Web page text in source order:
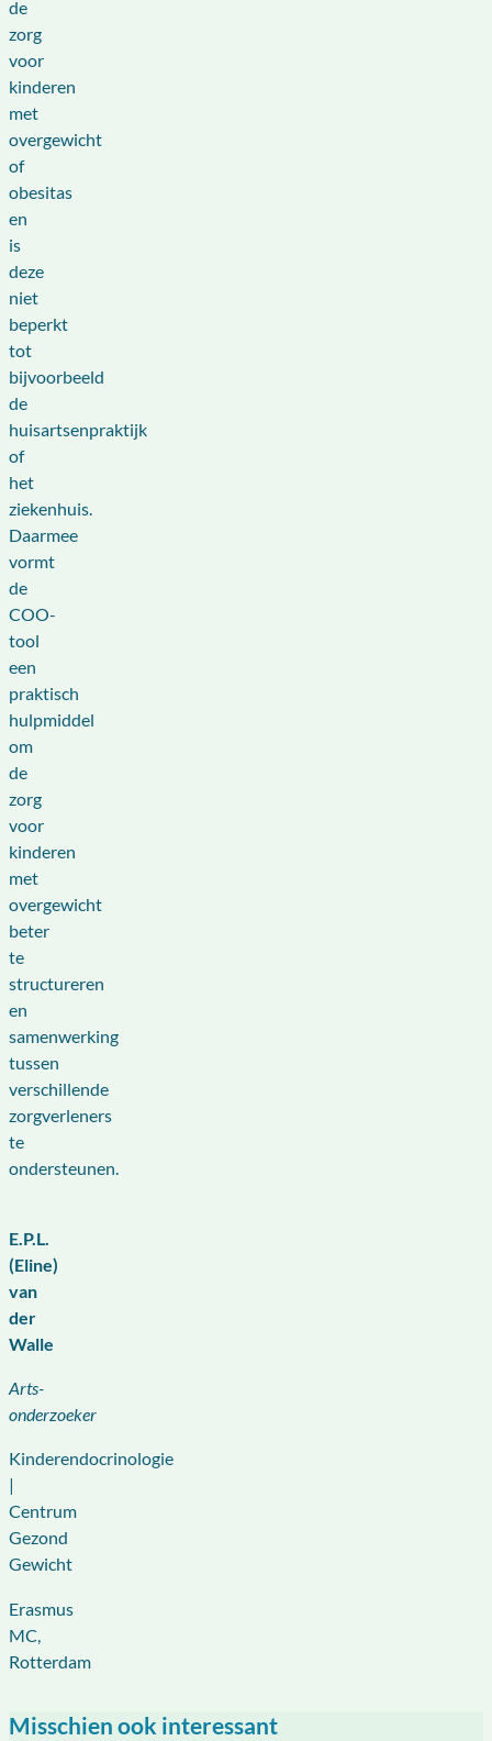
de
zorg
voor
kinderen
met
overgewicht
of
obesitas
en
is
deze
niet
beperkt
tot
bijvoorbeeld
de
huisartsenpraktijk
of
het
ziekenhuis.
Daarmee
vormt
de
COO-
tool
een
praktisch
hulpmiddel
om
de
zorg
voor
kinderen
met
overgewicht
beter
te
structureren
en
samenwerking
tussen
verschillende
zorgverleners
te
ondersteunen.
E.P.L.
(Eline)
van
der
Walle
Arts-
onderzoeker
Kinderendocrinologie
|
Centrum
Gezond
Gewicht
Erasmus
MC,
Rotterdam
Misschien ook interessant